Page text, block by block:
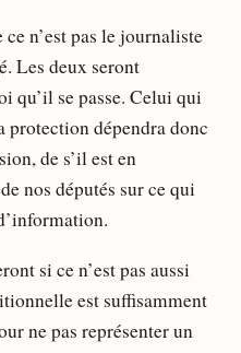
n’est pas le journaliste
Les deux seront
qu’il se passe. Celui qui
protection dépendra donc
de s’il est en
nos députés sur ce qui
si ce n’est pas aussi
est suffisamment
ne pas représenter un